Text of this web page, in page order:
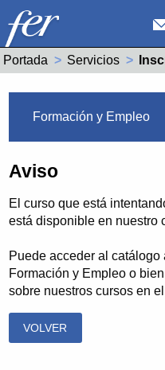
Portada Servicios
Formación y Empleo
Aviso
El curso que está
está disponible en nuestro
Puede acceder al
Formación y Empleo o
sobre nuestros cursos en
VOLVER